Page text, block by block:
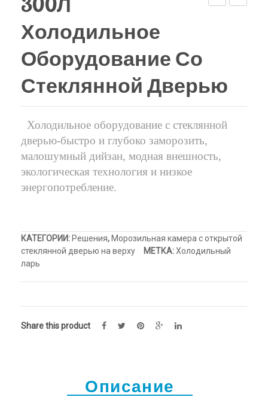
верху
Холодильный шкаф
Тюбы для мороженого
Kонусы для мороженого
Пакеты для мороженого
Холодильное
Оборудование Со
Стеклянной Дверью
Холодильное оборудование с стеклянной
дверью-быстро и глубоко заморозить,
малошумный дийзан, модная внешность,
экологическая технология и низкое
энергопотребление.
КАТЕГОРИИ: Решения, Морозильная камера с открытой
стеклянной дверью на верху
МЕТКА:Холодильный
ларь
Share this product
Описание